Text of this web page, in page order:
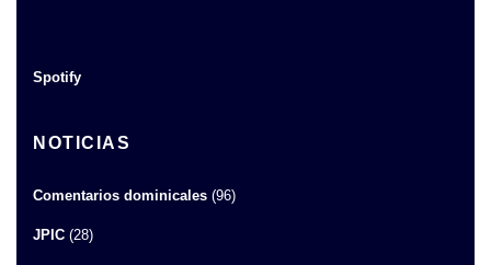
Spotify
NOTICIAS
Comentarios dominicales (96)
JPIC (28)